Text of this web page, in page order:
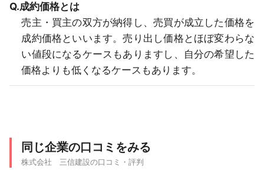
Q.成約価格とは
売主・買主の双方が納得し、売買が成立した価格を
成約価格といいます。売り出し価格とほぼ変わらな
い値段になるケースもありますし、自分の希望した
価格よりも低くなるケースもあります。
同じ企業の口コミをみる
株式会社 三信建設の口コミ・評判